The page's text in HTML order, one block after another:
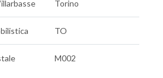
Torino
TO
M002